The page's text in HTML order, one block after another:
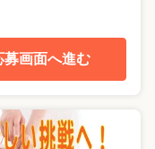
募画面へ進む